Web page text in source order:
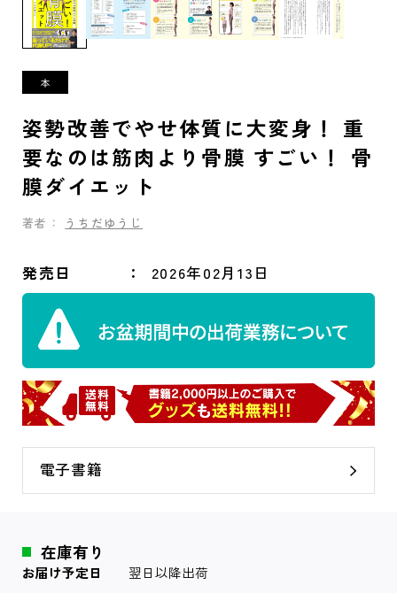
姿勢改善でやせ体質に大変身！ 重
要なのは筋肉より骨膜 すごい！ 骨
膜ダイエット
著者： うちだゆうじ
発売日 2026年02月13日
電子書籍
在庫有り
お届け予定日 翌日以降出荷